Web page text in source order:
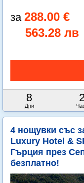
288.00 €
563.28 лв
8
Дни
4 нощувки със
Luxury Hotel &
Гърция през
безплатно!